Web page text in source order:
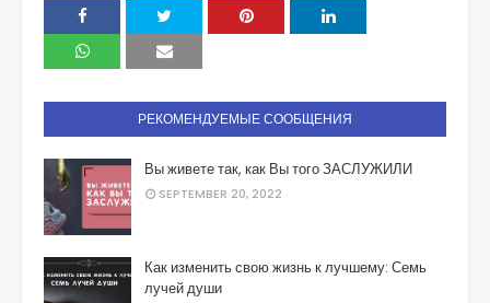
РЕКОМЕНДУЕМЫЕ СООБЩЕНИЯ
Вы живете так, как Вы того ЗАСЛУЖИЛИ
SEPTEMBER 20, 2022
Как изменить свою жизнь к лучшему: Семь
лучей души